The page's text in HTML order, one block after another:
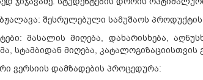
შესრულებული სამუშაოს პროდუქტის
მასალის მიღება, დახარისხება,
სტამბიდან მიღება,
ვერსიის დამზადების პროცედურა: